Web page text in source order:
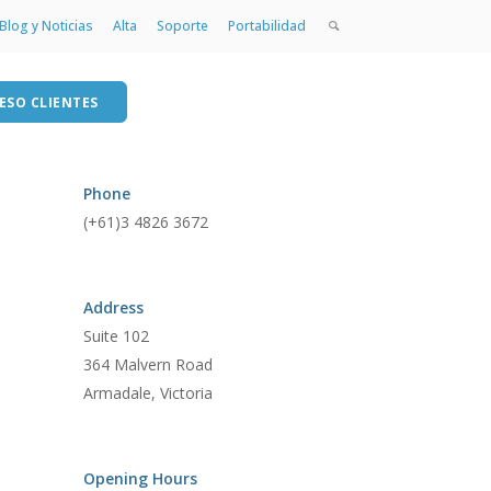
Blog y Noticias Alta Soporte Portabilidad
CLIENTES
Phone
(+61)3 4826 3672
Address
Suite 102
364 Malvern Road
Armadale, Victoria
Opening Hours